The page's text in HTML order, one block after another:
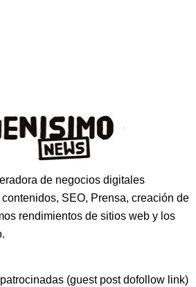
de negocios digitales
SEO, Prensa, creación de
rendimientos de sitios web y los
(guest post dofollow link)